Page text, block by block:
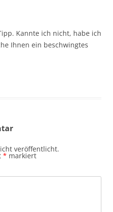
Kannte ich nicht, habe ich
Ihnen ein beschwingtes
veröffentlicht.
* markiert